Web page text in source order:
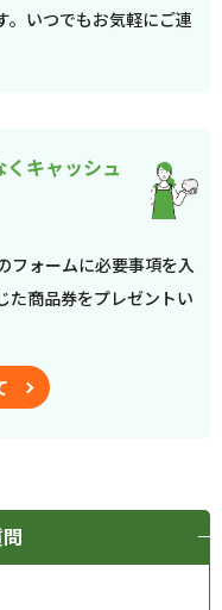
。いつでもお気軽にご連
キャッシュ
フォームに必要事項を入
た商品券をプレゼントい